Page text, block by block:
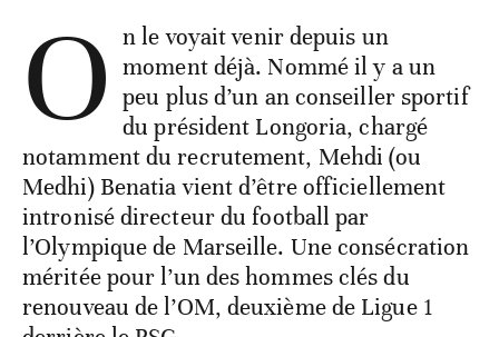
O n le voyait venir depuis un
moment déjà. Nommé il y a un
peu plus d’un an conseiller sportif
du président Longoria, chargé
notamment du recrutement, Mehdi (ou
Medhi) Benatia vient d’être officiellement
intronisé directeur du football par
l’Olympique de Marseille. Une consécration
méritée pour l’un des hommes clés du
renouveau de l’OM, deuxième de Ligue 1